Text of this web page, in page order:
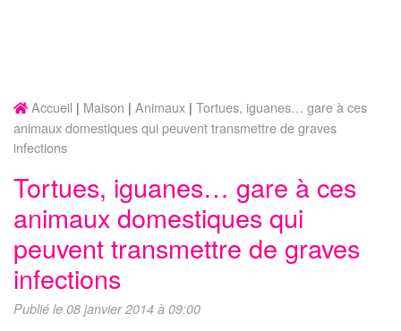
Accueil Maison Animaux Tortues, iguanes… gare à ces
animaux domestiques qui peuvent transmettre de graves
infections
Tortues, iguanes… gare à ces
animaux domestiques qui
peuvent transmettre de graves
infections
Publié le 08 janvier 2014 à 09:00